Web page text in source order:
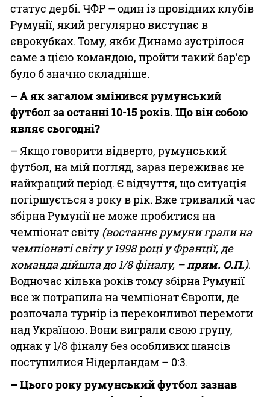
статус дербі. ЧФР – один із провідних клубів
Румунії, який регулярно виступає в
єврокубках. Тому, якби Динамо зустрілося
саме з цією командою, пройти такий бар’єр
було б значно складніше.
– А як загалом змінився румунський
футбол за останні 10-15 років. Що він собою
являє сьогодні?
– Якщо говорити відверто, румунський
футбол, на мій погляд, зараз переживає не
найкращий період. Є відчуття, що ситуація
погіршується з року в рік. Вже тривалий час
збірна Румунії не може пробитися на
чемпіонат світу (востаннє румуни грали на
чемпіонаті світу у 1998 році у Франції, де
команда дійшла до 1/8 фіналу, –прим. О.П.).
Водночас кілька років тому збірна Румунії
все ж потрапила на чемпіонат Європи, де
розпочала турнір із переконливої перемоги
над Україною. Вони виграли свою групу,
однак у 1/8 фіналу без особливих шансів
поступилися Нідерландам – 0:3.
– Цього року румунський футбол зазнав